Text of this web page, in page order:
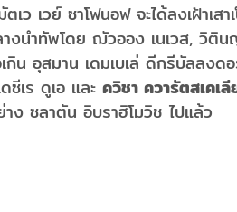
ว เวย์ ซาโฟนอฟ จะได้ลงเฝ้าเส
งนำทัพโดย ฌัวออง เนเวส, วิติ
กิน อุสมาน เดมเบเล่ ดีกรีบัลลงด
ซีเร ดูเอ และ ควิชา ควารัตสเคเลี
าง ซลาตัน อิบราฮิโมวิช ไปแล้ว